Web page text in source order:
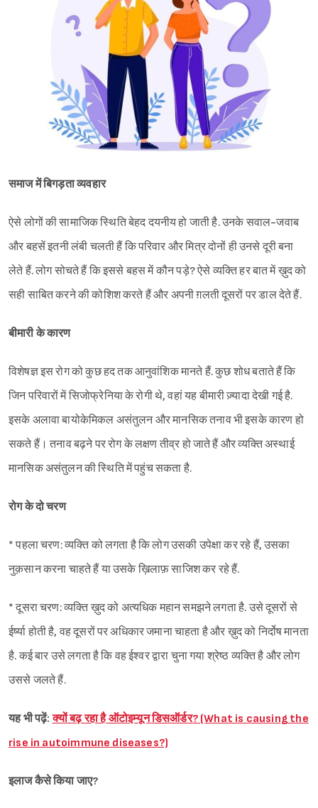
समाज में बिगड़ता व्यवहार
ऐसे लोगों की सामाजिक स्थिति बेहद दयनीय हो जाती है. उनके सवाल-जवाब
और बहसें इतनी लंबी चलती हैं कि परिवार और मित्र दोनों ही उनसे दूरी बना
लेते हैं. लोग सोचते हैं कि इससे बहस में कौन पड़े? ऐसे व्यक्ति हर बात में ख़ुद को
सही साबित करने की कोशिश करते हैं और अपनी ग़लती दूसरों पर डाल देते हैं.
बीमारी के कारण
विशेषज्ञ इस रोग को कुछ हद तक आनुवांशिक मानते हैं. कुछ शोध बताते हैं कि
जिन परिवारों में सिजोफ्रेनिया के रोगी थे, वहां यह बीमारी ज़्यादा देखी गई है.
इसके अलावा बायोकेमिकल असंतुलन और मानसिक तनाव भी इसके कारण हो
सकते हैं। तनाव बढ़ने पर रोग के लक्षण तीव्र हो जाते हैं और व्यक्ति अस्थाई
मानसिक असंतुलन की स्थिति में पहुंच सकता है.
रोग के दो चरण
* पहला चरण: व्यक्ति को लगता है कि लोग उसकी उपेक्षा कर रहे हैं, उसका
नुक़सान करना चाहते हैं या उसके ख़िलाफ़ साजिश कर रहे हैं.
* दूसरा चरण: व्यक्ति ख़ुद को अत्यधिक महान समझने लगता है. उसे दूसरों से
ईर्ष्या होती है, वह दूसरों पर अधिकार जमाना चाहता है और ख़ुद को निर्दोष मानता
है. कई बार उसे लगता है कि वह ईश्वर द्वारा चुना गया श्रेष्ठ व्यक्ति है और लोग
उससे जलते हैं.
यह भी पढ़ें:क्यों बढ़ रहा है ऑटोइम्यून डिसऑर्डर? (What is causing the
rise in autoimmune diseases?)
इलाज कैसे किया जाए?